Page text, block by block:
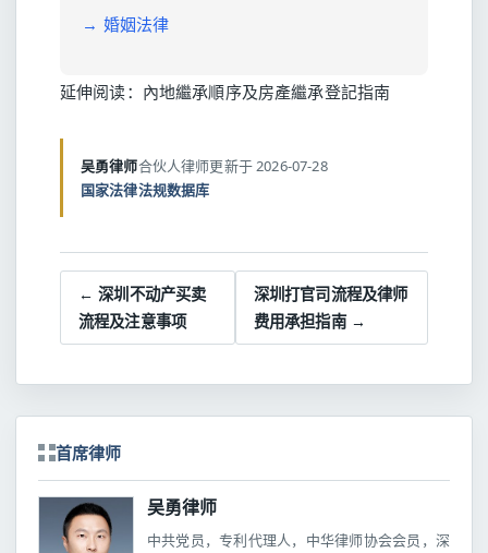
→ 婚姻法律
延伸阅读： 內地繼承順序及房產繼承登記指南
吴勇律师合伙人律师更新于 2026-07-28
国家法律法规数据库
← 深圳不动产买卖
流程及注意事项
深圳打官司流程及律师
费用承担指南 →
首席律师
吴勇律师
中共党员，专利代理人，中华律师协会会员，深